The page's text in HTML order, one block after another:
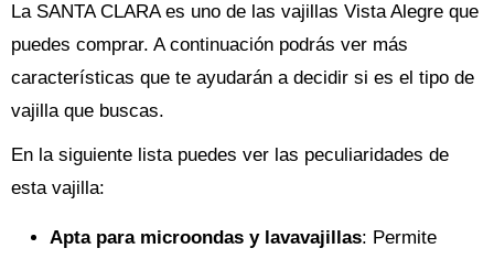
La SANTA CLARA es uno de las vajillas Vista Alegre que
puedes comprar. A continuación podrás ver más
características que te ayudarán a decidir si es el tipo de
vajilla que buscas.
En la siguiente lista puedes ver las peculiaridades de
esta vajilla:
Apta para microondas y lavavajillas: Permite